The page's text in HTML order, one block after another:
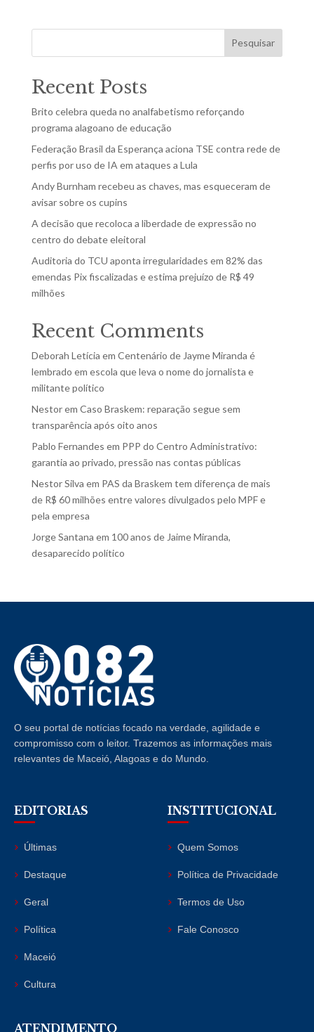
Pesquisar
Recent Posts
Brito celebra queda no analfabetismo reforçando
programa alagoano de educação
Federação Brasil da Esperança aciona TSE contra rede de
perfis por uso de IA em ataques a Lula
Andy Burnham recebeu as chaves, mas esqueceram de
avisar sobre os cupins
A decisão que recoloca a liberdade de expressão no
centro do debate eleitoral
Auditoria do TCU aponta irregularidades em 82% das
emendas Pix fiscalizadas e estima prejuízo de R$ 49
milhões
Recent Comments
Deborah Letícia em Centenário de Jayme Miranda é
lembrado em escola que leva o nome do jornalista e
militante político
Nestorem Caso Braskem: reparação segue sem
transparência após oito anos
Pablo Fernandes em PPP do Centro Administrativo:
garantia ao privado, pressão nas contas públicas
Nestor Silva em PAS da Braskem tem diferença de mais
de R$ 60 milhões entre valores divulgados pelo MPF e
pela empresa
Jorge Santana em 100 anos de Jaime Miranda,
desaparecido político
O seu portal de notícias focado na verdade, agilidade e
compromisso com o leitor. Trazemos as informações mais
relevantes de Maceió, Alagoas e do Mundo.
EDITORIAS
Últimas
Destaque
Geral
Política
Maceió
Cultura
INSTITUCIONAL
Quem Somos
Política de Privacidade
Termos de Uso
Fale Conosco
ATENDIMENTO